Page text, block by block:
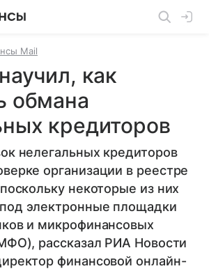
Mail
как
обмана
кредиторов
нелегальных кредиторов
организации в реестре
некоторые из них
электронные площадки
и микрофинансовых
рассказал РИА Новости
финансовой онлайн-